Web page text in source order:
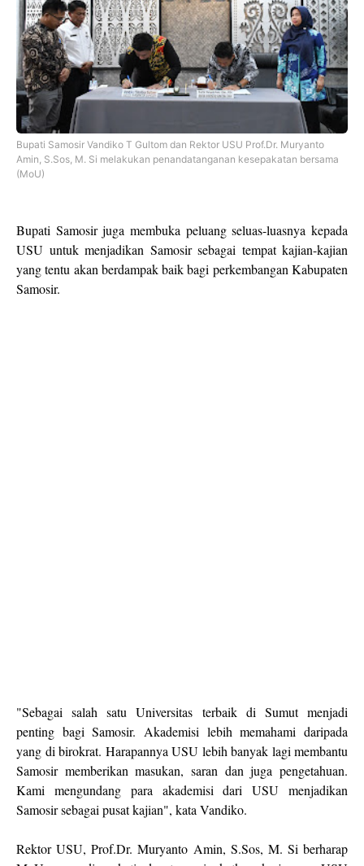
Bupati Samosir Vandiko T Gultom dan Rektor USU Prof.Dr. Muryanto
Amin, S.Sos, M. Si melakukan penandatanganan kesepakatan bersama
(MoU)
Bupati Samosir juga membuka peluang seluas-luasnya kepada
USU untuk menjadikan Samosir sebagai tempat kajian-kajian
yang tentu akan berdampak baik bagi perkembangan Kabupaten
Samosir.
"Sebagai salah satu Universitas terbaik di Sumut menjadi
penting bagi Samosir. Akademisi lebih memahami daripada
yang di birokrat. Harapannya USU lebih banyak lagi membantu
Samosir memberikan masukan, saran dan juga pengetahuan.
Kami mengundang para akademisi dari USU menjadikan
Samosir sebagai pusat kajian", kata Vandiko.
Rektor USU, Prof.Dr. Muryanto Amin, S.Sos, M. Si berharap